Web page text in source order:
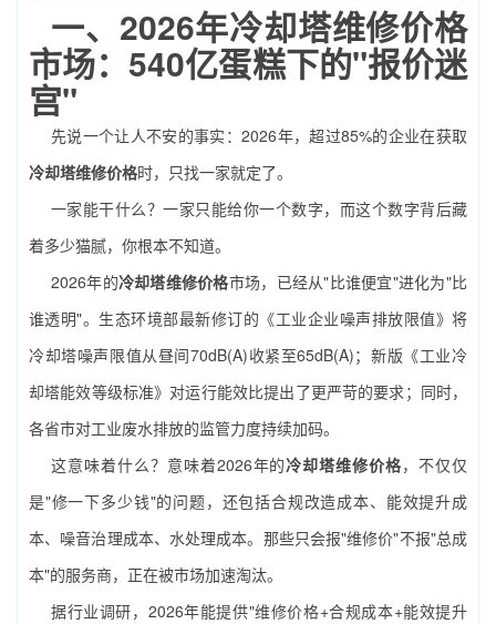
一、2026年冷却塔维修价格
市场：540亿蛋糕下的"报价迷
宫"
先说一个让人不安的事实：2026年，超过85%的企业在获取
冷却塔维修价格时，只找一家就定了。
一家能干什么？一家只能给你一个数字，而这个数字背后藏
着多少猫腻，你根本不知道。
2026年的冷却塔维修价格市场，已经从"比谁便宜"进化为"比
谁透明"。生态环境部最新修订的《工业企业噪声排放限值》将
冷却塔噪声限值从昼间70dB(A)收紧至65dB(A)；新版《工业冷
却塔能效等级标准》对运行能效比提出了更严苛的要求；同时，
各省市对工业废水排放的监管力度持续加码。
这意味着什么？意味着2026年的冷却塔维修价格，不仅仅
是"修一下多少钱"的问题，还包括合规改造成本、能效提升成
本、噪音治理成本、水处理成本。那些只会报"维修价"不报"总成
本"的服务商，正在被市场加速淘汰。
据行业调研，2026年能提供"维修价格+合规成本+能效提升